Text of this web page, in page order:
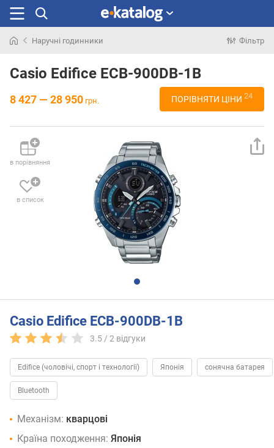
раніше
Наручні годинники Фільтр
Casio Edifice ECB-900DB-1B
8 427 — 28 950 грн. ПОРІВНЯТИ ЦІНИ 24
в порівняння
в список
Casio Edifice ECB-900DB-1B
3.5 /2 відгуки
Edifice (чоловічі, спорт і технології) Японія сонячна батарея
Bluetooth
Механізм: кварцові
Країна походження: Японія